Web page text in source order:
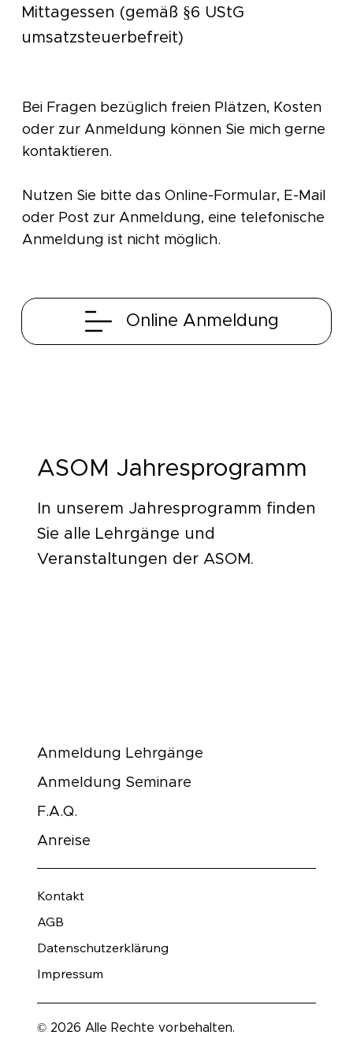
Mittagessen (gemäß §6 UStG
umsatzsteuerbefreit)
Online Anmeldung
Bei Fragen bezüglich freien Plätzen, Kosten
oder zur Anmeldung können Sie mich gerne
kontaktieren.
Nutzen Sie bitte das Online-Formular, E-Mail
oder Post zur Anmeldung, eine telefonische
Anmeldung ist nicht möglich.
ASOM Jahresprogramm
In unserem Jahresprogramm finden
Sie alle Lehrgänge und
Veranstaltungen der ASOM.
Anmeldung Lehrgänge
Anmeldung Seminare
F.A.Q.
Anreise
Kontakt
AGB
Datenschutzerklärung
Impressum
© 2026 Alle Rechte vorbehalten.